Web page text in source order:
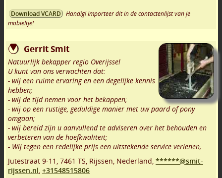
Download VCARD
Handig! Importeer dit in de contactenlijst van je
mobieltje!
Gerrit Smit
Natuurlijk bekapper regio Overijssel
U kunt van ons verwachten dat:
- wij een ruime ervaring en een degelijke kennis
hebben;
- wij de tijd nemen voor het bekappen;
- wij op een rustige, geduldige manier met uw paard of pony
omgaan;
- wij bereid zijn u aanvullend te adviseren over het behouden en
verbeteren van de hoefkwaliteit;
- Wij tegen een redelijke prijs een uitstekende service verlenen;
Jutestraat 9-11 , 7461 TS, Rijssen, Nederland, ******@smit-
rijssen.nl, +31548515806